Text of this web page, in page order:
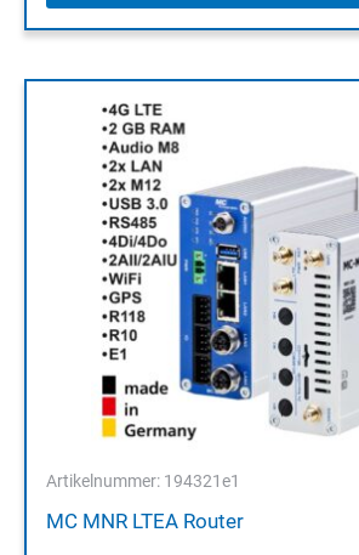
Artikelnummer: 194321e1
MC MNR LTEA Router